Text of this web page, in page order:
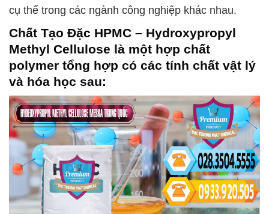
cụ thể trong các ngành công nghiệp khác nhau.
Chất Tạo Đặc HPMC – Hydroxypropyl
Methyl Cellulose là một hợp chất
polymer tổng hợp có các tính chất vật lý
và hóa học sau: